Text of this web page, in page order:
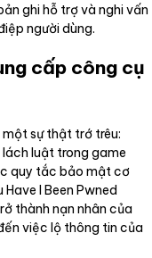
ghi hỗ trợ và nghi vấn
người dùng.
cấp công cụ
sự thật trớ trêu:
luật trong game
quy tắc bảo mật cơ
I Been Pwned
thành nạn nhân của
việc lộ thông tin của